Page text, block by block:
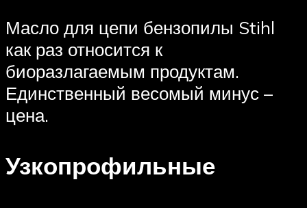
Масло для цепи бензопилы Stihl
как раз относится к
биоразлагаемым продуктам.
Единственный весомый минус –
цена.
Узкопрофильные